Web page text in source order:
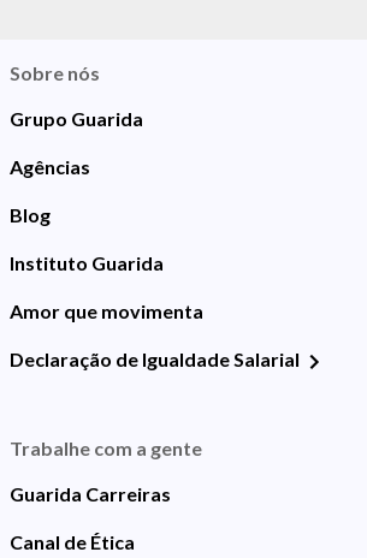
Sobre nós
Grupo Guarida
Agências
Blog
Instituto Guarida
Amor que movimenta
Declaração de Igualdade Salarial
Trabalhe com a gente
Guarida Carreiras
Canal de Ética